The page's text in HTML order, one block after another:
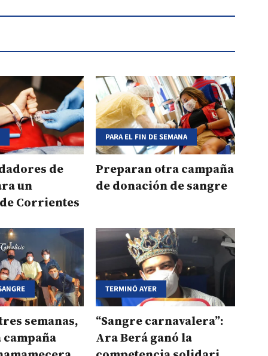
de
un
Corrientes
PARA EL FIN DE SEMANA
Preparan otra campaña
de donación de sangre
semanas,
TERMINÓ AYER
“Sangre carnavalera”:
Ara Berá ganó la